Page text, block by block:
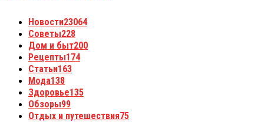
Новости23064
Советы228
Дом и быт200
Рецепты174
Статьи163
Мода138
Здоровье135
Обзоры99
Отдых и путешествия75